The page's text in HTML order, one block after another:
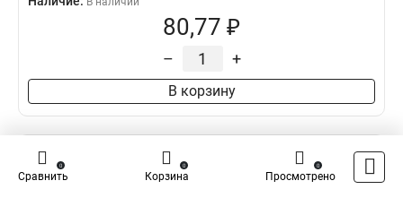
80,77 ₽
– +
В корзину
Сравнить
0
Корзина
0
Просмотрено
0